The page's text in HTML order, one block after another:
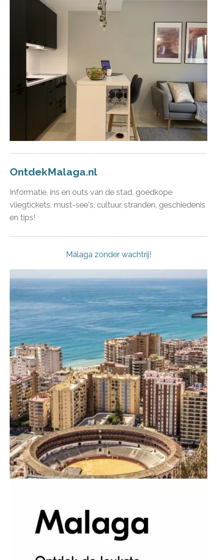
OntdekMalaga.nl
Informatie, ins en outs van de stad, goedkope
vliegtickets, must-see's, cultuur, stranden, geschiedenis
en tips!
Málaga zonder wachtrij!